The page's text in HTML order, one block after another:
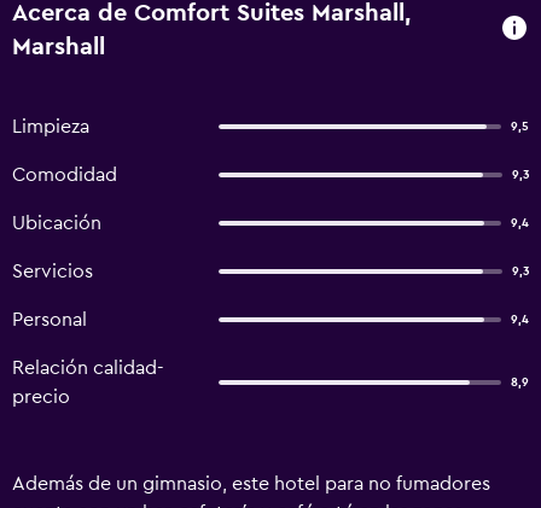
Acerca de Comfort Suites Marshall,
Marshall
Limpieza 9,5
Comodidad 9,3
Ubicación 9,4
Servicios 9,3
Personal 9,4
Relación calidad-
precio
8,9
Además de un gimnasio, este hotel para no fumadores